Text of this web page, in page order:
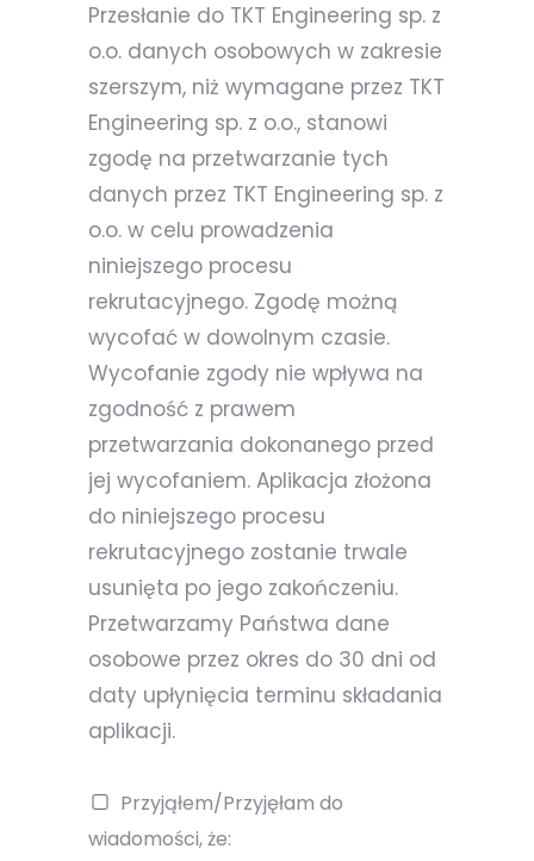
Przesłanie do TKT Engineering sp. z
o.o. danych osobowych w zakresie
szerszym, niż wymagane przez TKT
Engineering sp. z o.o., stanowi
zgodę na przetwarzanie tych
danych przez TKT Engineering sp. z
o.o. w celu prowadzenia
niniejszego procesu
rekrutacyjnego. Zgodę możną
wycofać w dowolnym czasie.
Wycofanie zgody nie wpływa na
zgodność z prawem
przetwarzania dokonanego przed
jej wycofaniem. Aplikacja złożona
do niniejszego procesu
rekrutacyjnego zostanie trwale
usunięta po jego zakończeniu.
Przetwarzamy Państwa dane
osobowe przez okres do 30 dni od
daty upłynięcia terminu składania
aplikacji.
Przyjąłem/Przyjęłam do
wiadomości, że: